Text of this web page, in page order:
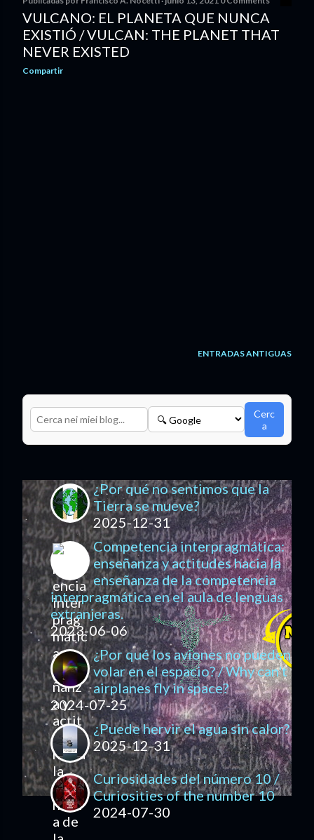
VULCANO: EL PLANETA QUE NUNCA
EXISTIÓ / VULCAN: THE PLANET THAT
NEVER EXISTED
Compartir
ENTRADAS ANTIGUAS
Cerc
a
¿Por qué no sentimos que la
Tierra se mueve?
2025-12-31
Competencia interpragmática:
enseñanza y actitudes hacia la
enseñanza de la competencia
interpragmática en el aula de lenguas
extranjeras.
2023-06-06
¿Por qué los aviones no pueden
volar en el espacio? / Why can't
airplanes fly in space?
2024-07-25
¿Puede hervir el agua sin calor?
2025-12-31
Curiosidades del número 10 /
Curiosities of the number 10
2024-07-30